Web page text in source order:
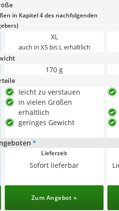
in Kapitel 4des nachfolgenden
XL
auch in XS bis L erhältlich
170 g
leicht zu verstauen
in vielen Größen
erhältlich
geringes Gewicht
*
Lieferzeit
Sofort lieferbar
Zum Angebot »